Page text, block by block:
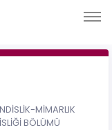
MİMARLIK
BÖLÜMÜ